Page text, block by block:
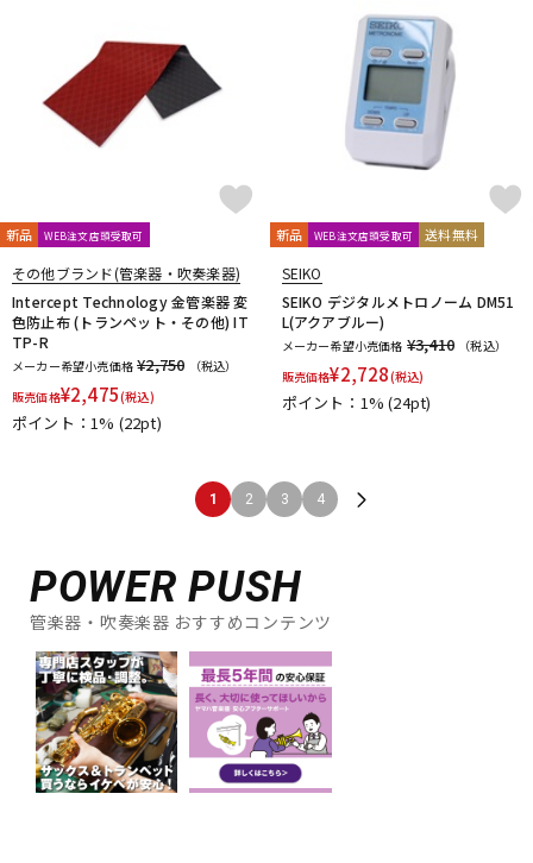
新品 WEB注文店頭受取可
その他ブランド(管楽器・吹奏楽器)
Intercept Technology 金管楽器 変
色防止布 (トランペット・その他) IT
TP-R
メーカー希望小売価格 ¥2,750
（税込）
販売価格¥2,475(税込)
ポイント：1% (22pt)
新品 WEB注文店頭受取可 送料無料
SEIKO
SEIKO デジタルメトロノーム DM51
L(アクアブルー)
メーカー希望小売価格 ¥3,410
（税込）
販売価格¥2,728(税込)
ポイント：1%(24pt)
1 2 3 4
POWER PUSH
管楽器・吹奏楽器 おすすめコンテンツ